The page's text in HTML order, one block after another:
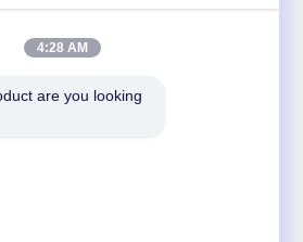
এবং আরও অনেক কিছু পেতে পারেন।
4:28 AM
are you looking